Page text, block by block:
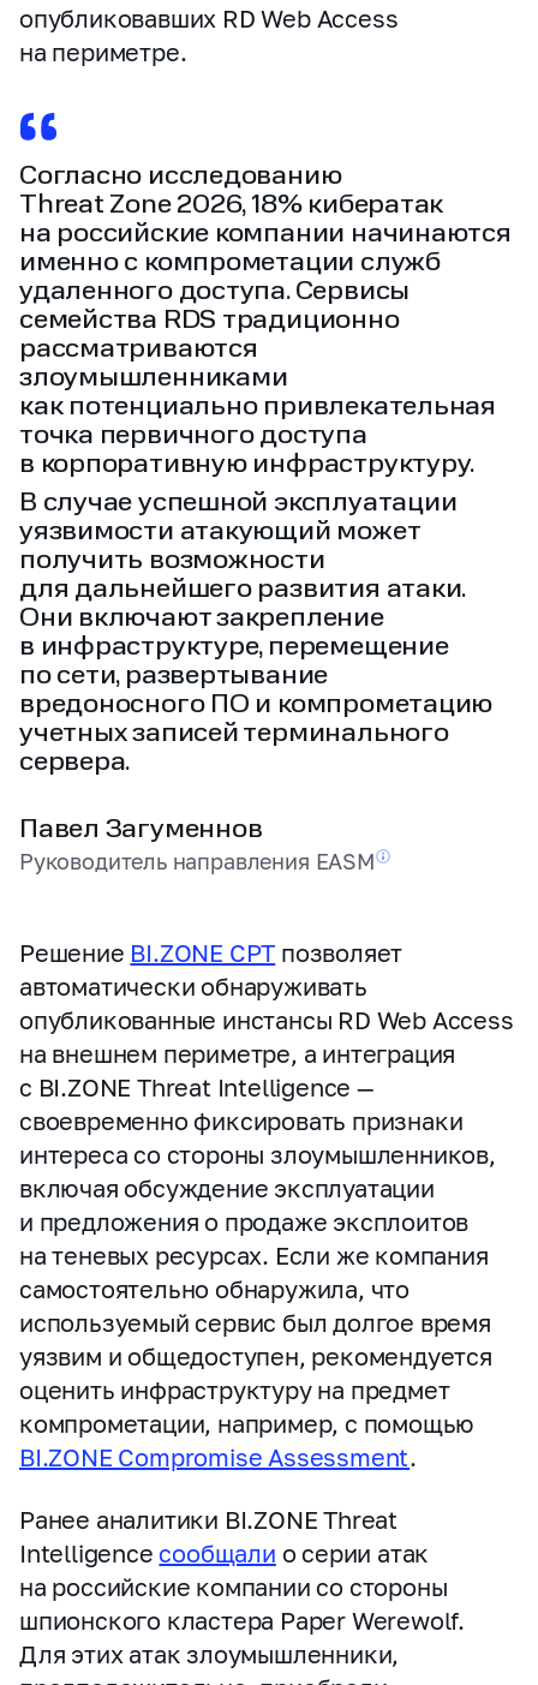
опубликовавших RD Web Access
на периметре.
Согласно исследованию
Threat Zone 2026, 18% кибератак
на российские компании начинаются
именно с компрометации служб
удаленного доступа. Сервисы
семейства RDS традиционно
рассматриваются
злоумышленниками
как потенциально привлекательная
точка первичного доступа
в корпоративную инфраструктуру.
В случае успешной эксплуатации
уязвимости атакующий может
получить возможности
для дальнейшего развития атаки.
Они включают закрепление
в инфраструктуре, перемещение
по сети, развертывание
вредоносного ПО и компрометацию
учетных записей терминального
сервера.
Павел Загуменнов
Руководитель направления EASM
Решение BI.ZONE CPT позволяет
автоматически обнаруживать
опубликованные инстансы RD Web Access
на внешнем периметре, а интеграция
с BI.ZONE Threat Intelligence —
своевременно фиксировать признаки
интереса со стороны злоумышленников,
включая обсуждение эксплуатации
и предложения о продаже эксплоитов
на теневых ресурсах. Если же компания
самостоятельно обнаружила, что
используемый сервис был долгое время
уязвим и общедоступен, рекомендуется
оценить инфраструктуру на предмет
компрометации, например, с помощью
BI.ZONE Compromise Assessment.
Ранее аналитики BI.ZONE Threat
Intelligence сообщали о серии атак
на российские компании со стороны
шпионского кластера Paper Werewolf.
Для этих атак злоумышленники,